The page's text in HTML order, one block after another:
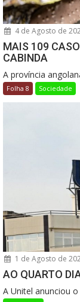
4 de Agosto de
MAIS 109
CABINDA
A província
Folha 8 Sociedade
1 de Agosto de
AO QUARTO
A Unitel anunciou